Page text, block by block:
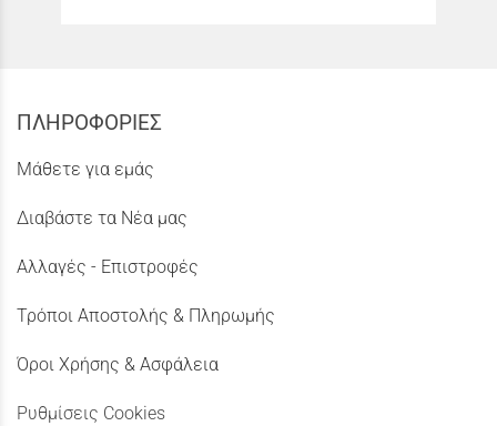
ΠΛΗΡΟΦΟΡΙΕΣ
Μάθετε για εμάς
Διαβάστε τα Νέα μας
Αλλαγές - Επιστροφές
Τρόποι Αποστολής & Πληρωμής
Όροι Χρήσης & Ασφάλεια
Ρυθμίσεις Cookies